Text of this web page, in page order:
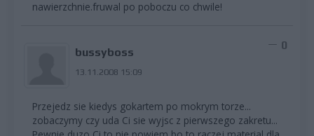
nawierzchnie.fruwal po poboczu co chwile!
bussyboss
13.11.2008 15:09
0
Przejedz sie kiedys gokartem po mokrym torze...
zobaczymy czy uda Ci sie wyjsc z pierwszego zakretu...